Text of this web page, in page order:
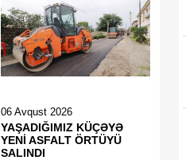
06 Avqust 2026
YAŞADIĞIMIZ KÜÇƏYƏ
YENİ ASFALT ÖRTÜYÜ
SALINDI